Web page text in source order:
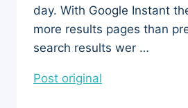
day. With Google Instant
more results pages than
search results wer …
Post original